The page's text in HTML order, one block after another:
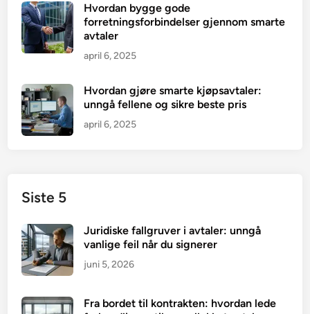
Hvordan bygge gode
forretningsforbindelser gjennom smarte
avtaler
april 6, 2025
Hvordan gjøre smarte kjøpsavtaler:
unngå fellene og sikre beste pris
april 6, 2025
Siste 5
Juridiske fallgruver i avtaler: unngå
vanlige feil når du signerer
juni 5, 2026
Fra bordet til kontrakten: hvordan lede